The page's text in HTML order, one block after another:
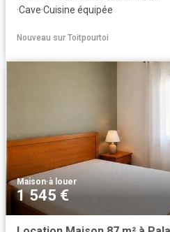
·Cave·Cuisine équipée
Nouveau sur Toitpourtoi
Maison·à louer
1 545 €